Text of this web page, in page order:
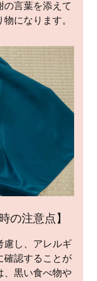
の言葉を添えて
になります。
の注意点】
慮し、アレルギ
確認することが
、黒い食べ物や